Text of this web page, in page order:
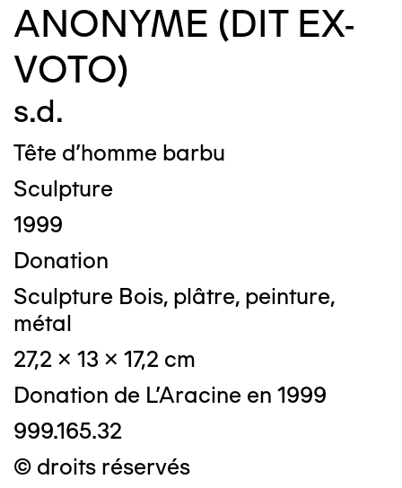
ANONYME (DIT EX-
VOTO)
s.d.
Tête d'homme barbu
Sculpture
1999
Donation
Sculpture Bois, plâtre, peinture,
métal
27,2 x 13 x 17,2 cm
Donation de L'Aracine en 1999
999.165.32
© droits réservés